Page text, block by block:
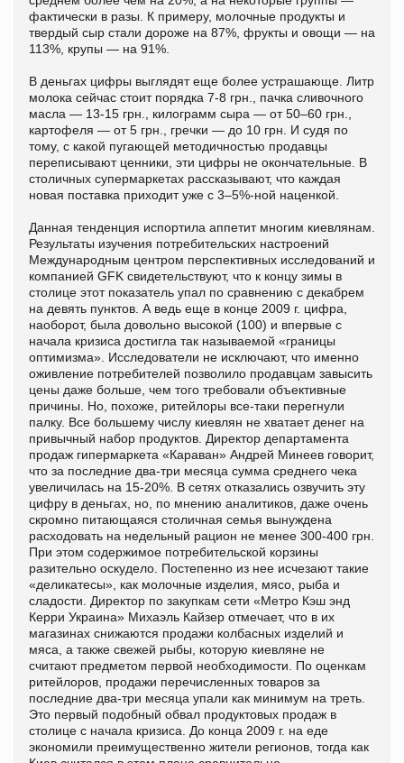
фактически в разы. К примеру, молочные продукты и
твердый сыр стали дороже на 87%, фрукты и овощи — на
113%, крупы — на 91%.
В деньгах цифры выглядят еще более устрашающе. Литр
молока сейчас стоит порядка 7-8 грн., пачка сливочного
масла — 13-15 грн., килограмм сыра — от 50–60 грн.,
картофеля — от 5 грн., гречки — до 10 грн. И судя по
тому, с какой пугающей методичностью продавцы
переписывают ценники, эти цифры не окончательные. В
столичных супермаркетах рассказывают, что каждая
новая поставка приходит уже с 3–5%-ной наценкой.
Данная тенденция испортила аппетит многим киевлянам.
Результаты изучения потребительских настроений
Международным центром перспективных исследований и
компанией GFK свидетельствуют, что к концу зимы в
столице этот показатель упал по сравнению с декабрем
на девять пунктов. А ведь еще в конце 2009 г. цифра,
наоборот, была довольно высокой (100) и впервые с
начала кризиса достигла так называемой «границы
оптимизма». Исследователи не исключают, что именно
оживление потребителей позволило продавцам завысить
цены даже больше, чем того требовали объективные
причины. Но, похоже, ритейлоры все-таки перегнули
палку. Все большему числу киевлян не хватает денег на
привычный набор продуктов. Директор департамента
продаж гипермаркета «Караван» Андрей Минеев говорит,
что за последние два-три месяца сумма среднего чека
увеличилась на 15-20%. В сетях отказались озвучить эту
цифру в деньгах, но, по мнению аналитиков, даже очень
скромно питающаяся столичная семья вынуждена
расходовать на недельный рацион не менее 300-400 грн.
При этом содержимое потребительской корзины
разительно оскудело. Постепенно из нее исчезают такие
«деликатесы», как молочные изделия, мясо, рыба и
сладости. Директор по закупкам сети «Метро Кэш энд
Керри Украина» Михаэль Кайзер отмечает, что в их
магазинах снижаются продажи колбасных изделий и
мяса, а также свежей рыбы, которую киевляне не
считают предметом первой необходимости. По оценкам
ритейлоров, продажи перечисленных товаров за
последние два-три месяца упали как минимум на треть.
Это первый подобный обвал продуктовых продаж в
столице с начала кризиса. До конца 2009 г. на еде
экономили преимущественно жители регионов, тогда как